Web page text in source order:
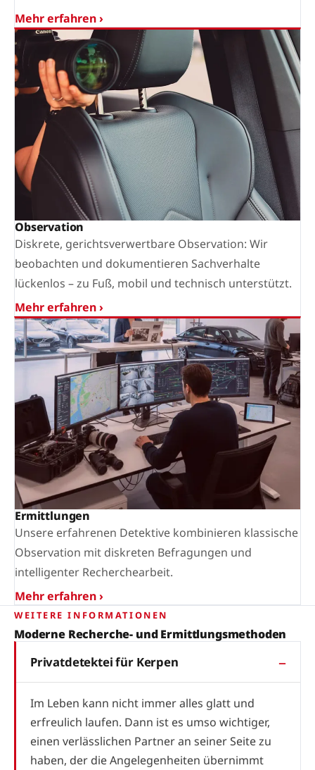
Mehr erfahren ›
Observation
Diskrete, gerichtsverwertbare Observation: Wir
beobachten und dokumentieren Sachverhalte
lückenlos – zu Fuß, mobil und technisch unterstützt.
Mehr erfahren ›
Ermittlungen
Unsere erfahrenen Detektive kombinieren klassische
Observation mit diskreten Befragungen und
intelligenter Recherchearbeit.
Mehr erfahren ›
WEITERE INFORMATIONEN
Moderne Recherche- und Ermittlungsmethoden
Privatdetektei für Kerpen
Im Leben kann nicht immer alles glatt und
erfreulich laufen. Dann ist es umso wichtiger,
einen verlässlichen Partner an seiner Seite zu
haben, der die Angelegenheiten übernimmt